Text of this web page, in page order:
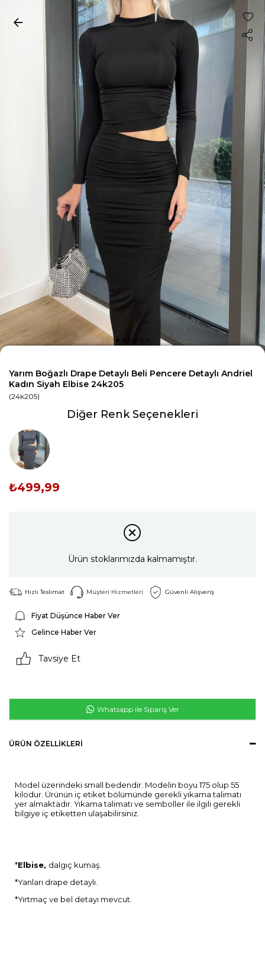
Yarım Boğazlı Drape Detaylı Beli Pencere Detaylı Andriel
Kadın Siyah Elbise 24k205
(24k205)
Diğer Renk Seçenekleri
₺499,99
Ürün stoklarımızda kalmamıştır.
Hızlı Teslimat Müşteri Hizmetleri Güvenli Alışveriş
Fiyat Düşünce Haber Ver
Gelince Haber Ver
Tavsiye Et
Whatsapp ile Sipariş Ver
ÜRÜN ÖZELLIKLERI
Model üzerindeki small bedendir. Modelin boyu 175 olup 55
kilodur. Ürünün iç etiket bölümünde gerekli yıkama talimatı
yer almaktadır. Yıkama talimatı ve semboller ile ilgili gerekli
bilgiye iç etiketten ulaşabilirsiniz.
*Elbise, dalgıç kumaş.
*Yanları drape detaylı.
*Yırtmaç ve bel detayı mevcut.